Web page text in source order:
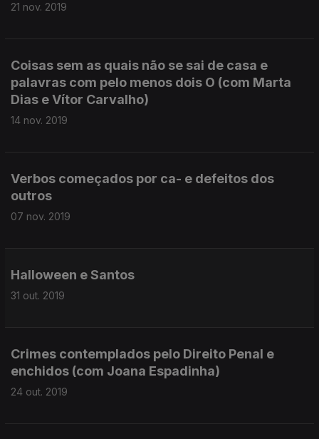
21 nov. 2019
Coisas sem as quais não se sai de casa e
palavras com pelo menos dois O (com Marta
Dias e Vítor Carvalho)
14 nov. 2019
Verbos começados por ca- e defeitos dos
outros
07 nov. 2019
Halloween e Santos
31 out. 2019
Crimes contemplados pelo Direito Penal e
enchidos (com Joana Espadinha)
24 out. 2019